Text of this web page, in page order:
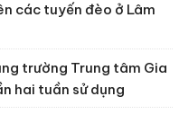
các tuyến đèo ở Lâm
trường Trung tâm Gia
hai tuần sử dụng